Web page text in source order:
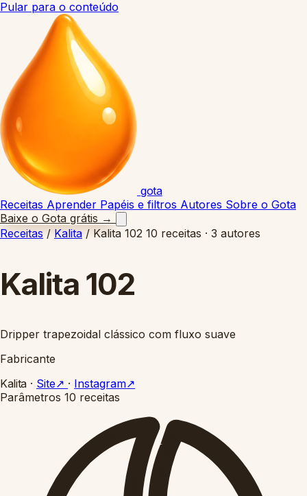
Pular para o conteúdo
gota
Receitas Aprender Papéis e filtros Autores Sobre o Gota
Baixe o Gota grátis →
Receitas / Kalita / Kalita 102 10 receitas · 3 autores
Kalita 102
Dripper trapezoidal clássico com fluxo suave
Fabricante
Kalita · Site↗ · Instagram↗
Parâmetros 10 receitas